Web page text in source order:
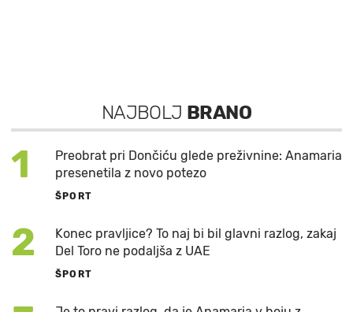
NAJBOLJ BRANO
1
Preobrat pri Dončiću glede preživnine: Anamaria
presenetila z novo potezo
ŠPORT
2
Konec pravljice? To naj bi bil glavni razlog, zakaj
Del Toro ne podaljša z UAE
ŠPORT